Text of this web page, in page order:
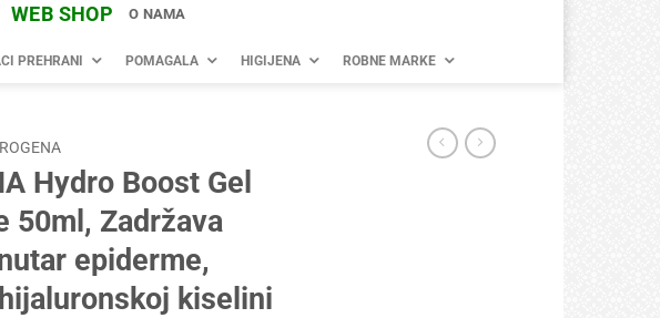
WEB SHOP O NAMA
PREHRANI POMAGALA HIGIJENA ROBNE MARKE
Hydro Boost Gel
50ml, Zadržava
epiderme,
kiselini